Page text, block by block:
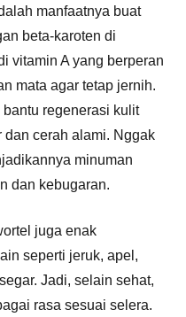
manfaatnya buat
beta-karoten di
vitamin A yang berperan
mata agar tetap jernih.
regenerasi kulit
cerah alami. Nggak
minuman
dan kebugaran.
juga enak
seperti jeruk, apel,
Jadi, selain sehat,
rasa sesuai selera.